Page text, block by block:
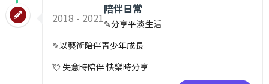
2018 - 2021
陪伴日常
✎分享平淡生活
✎以藝術陪伴青少年成長
💘 失意時陪伴 快樂時分享